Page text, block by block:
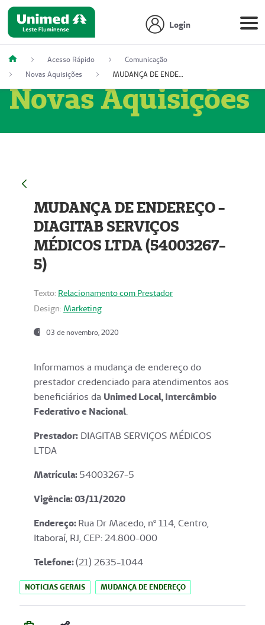
Login
Acesso Rápido
Comunicação
Novas Aquisições
MUDANÇA DE ENDEREÇO - DIAGITAB SERVIÇOS MÉDICOS LTDA (54003267-5)
Novas Aquisições
MUDANÇA DE ENDEREÇO -
DIAGITAB SERVIÇOS
MÉDICOS LTDA (54003267-
5)
Texto: Relacionamento com Prestador
Design: Marketing
03 de novembro, 2020
Informamos a mudança de endereço do
prestador credenciado para atendimentos aos
beneficiários da Unimed Local, Intercâmbio
Federativo e Nacional.
Prestador: DIAGITAB SERVIÇOS MÉDICOS
LTDA
Matrícula:54003267-5
Vigência: 03/11/2020
Endereço:Rua Dr Macedo, nº 114, Centro,
Itaboraí, RJ, CEP: 24.800-000
Telefone:(21) 2635-1044
NOTICIAS GERAIS MUDANÇA DE ENDEREÇO